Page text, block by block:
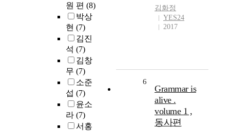
원 편 (8)
박상
현 (7)
김진
석 (7)
김창
무 (7)
소준
섭 (7)
윤소
라 (7)
서홍
김화정
YES24
2017
6
Grammar is
alive .
volume 1 ,
동사편